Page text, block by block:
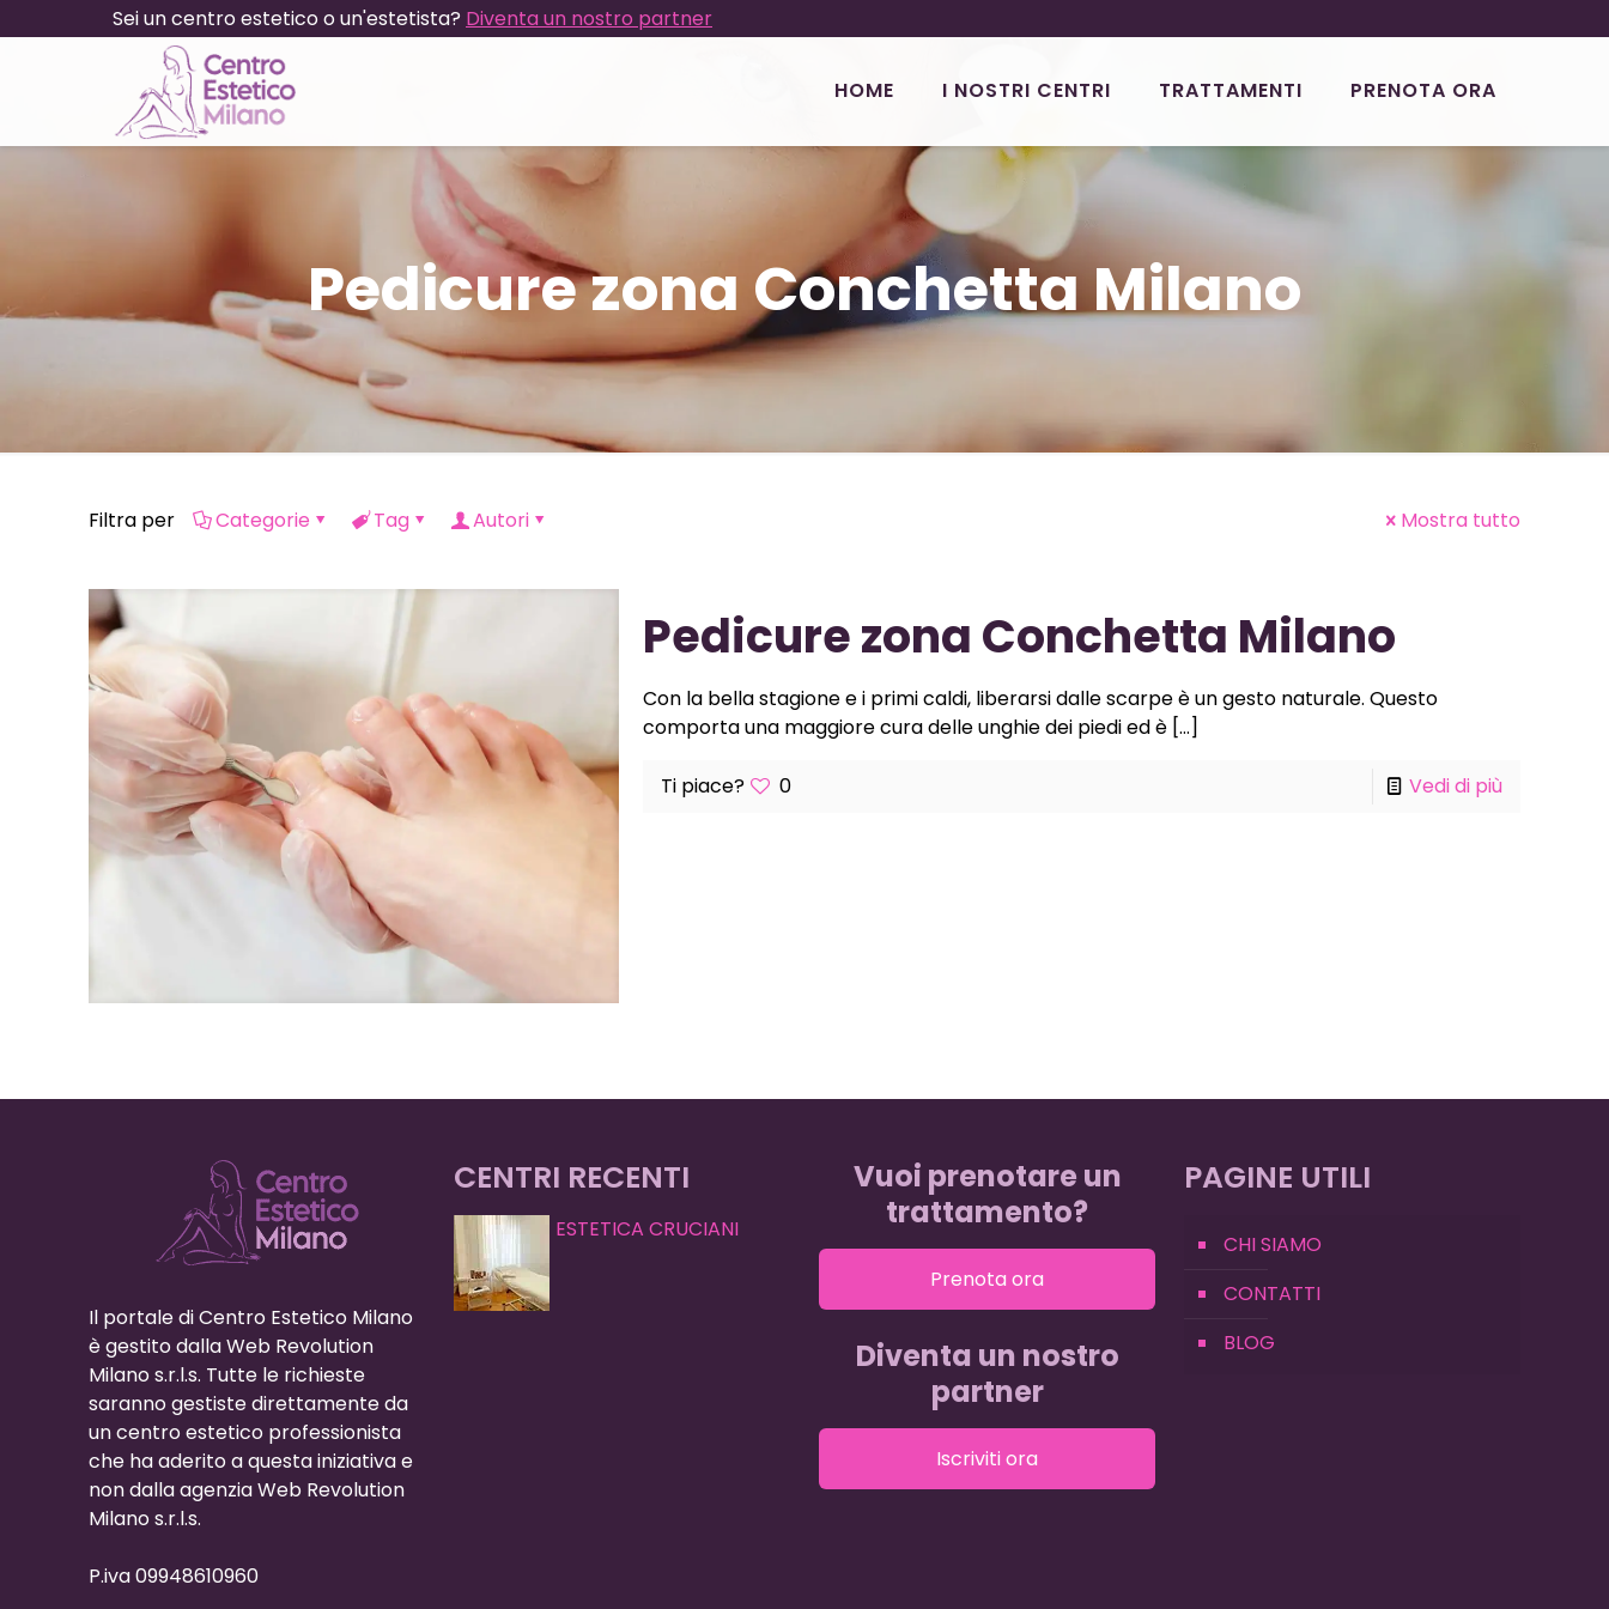
Sei un centro estetico o un'estetista? Diventa un nostro partner
HOME I NOSTRI CENTRI TRATTAMENTI PRENOTA ORA
Pedicure zona Conchetta Milano
Filtra per Categorie Tag Autori Mostra tutto
Pedicure zona Conchetta Milano
Con la bella stagione e i primi caldi, liberarsi dalle scarpe è un gesto naturale. Questo
comporta una maggiore cura delle unghie dei piedi ed è[…]
Ti piace? 0 Vedi di più
Il portale di Centro Estetico Milano
è gestito dalla Web Revolution
Milano s.r.l.s. Tutte le richieste
saranno gestiste direttamente da
un centro estetico professionista
che ha aderito a questa iniziativa e
non dalla agenzia Web Revolution
Milano s.r.l.s.
P.iva 09948610960
CENTRI RECENTI
ESTETICA CRUCIANI
Vuoi prenotare un
trattamento?
Prenota ora
Diventa un nostro
partner
Iscriviti ora
PAGINE UTILI
CHI SIAMO
CONTATTI
BLOG